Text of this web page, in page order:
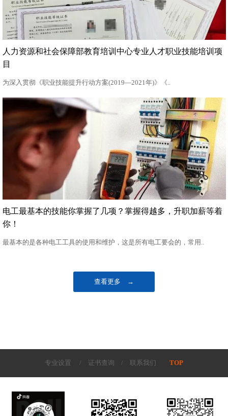
人力资源和社会保障部教育培训中心专业人才职业技能培训项
目
为深入贯彻《职业技能提升行动方案(2019—2021年)》《..
电工最基本的技能你掌握了几项？掌握得越多，升职加薪等着
你！
最基本的是各种电工工具的使用和维护，这是所有电工要会的，常用..
查看更多 →
专业设置 / 证书查询 / 联系我们 TOP